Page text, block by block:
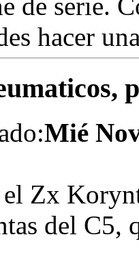
de serie.
hacer
Mié
Zx
del C5,